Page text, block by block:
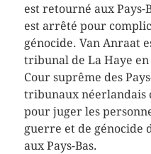
est retourné aux Pays-
est arrêté pour
génocide. Van Anraat
tribunal de La Haye
Cour suprême des
tribunaux néerlandais
pour juger les
guerre et de génocide
aux Pays-Bas.